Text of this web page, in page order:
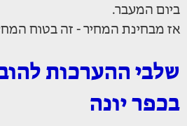
ביום המעבר.
אז מבחינת המחיר - זה בטוח
שלבי ההערכות
בכפר יונה